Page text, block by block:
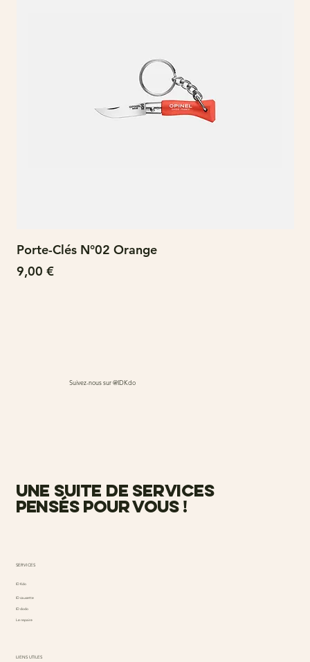
Porte-Clés N°02 Orange
Prix
9,00 €
Suivez-nous sur @IDKdo
une suite de services
pensés pour vous !
SERVICES
ID Kdo
ID causette
ID dodo
Le repaire
LIENS UTILES